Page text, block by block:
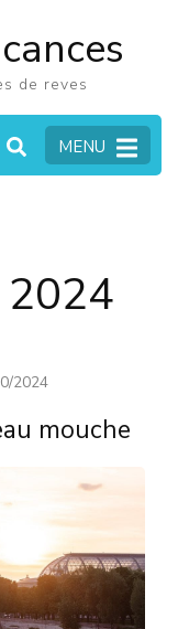
de reves
MENU
2024
mouche